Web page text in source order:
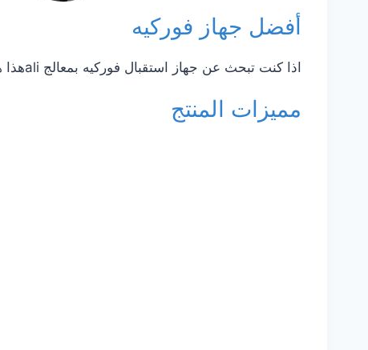
أفضل جهاز فوركيه
اذا كنت تبحث عن جهاز استقبال فوركيه بمعالج aliهذا هوا الجهاز الانسب
مميزات المنتج